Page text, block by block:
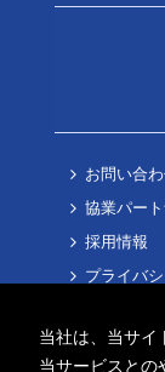
当社は、当サイ
当サービスとの
お問い合
協業パー
採用情報
プライバ